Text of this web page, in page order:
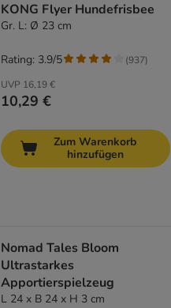
KONG Flyer Hundefrisbee
Gr. L: Ø 23 cm
UVP 16,19 €
10,29 €
Rating: 3.9/5 (937)
Zum Warenkorb
hinzufügen
Nomad Tales Bloom
Ultrastarkes
Apportierspielzeug
L 24 x B 24 x H 3 cm